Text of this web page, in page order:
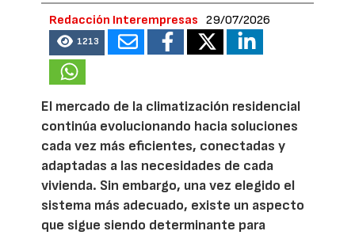
Redacción Interempresas 29/07/2026
1213
El mercado de la climatización residencial
continúa evolucionando hacia soluciones
cada vez más eficientes, conectadas y
adaptadas a las necesidades de cada
vivienda. Sin embargo, una vez elegido el
sistema más adecuado, existe un aspecto
que sigue siendo determinante para